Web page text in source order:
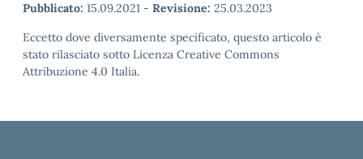
Pubblicato: 15.09.2021 - Revisione: 25.03.2023
Eccetto dove diversamente specificato, questo articolo è
stato rilasciato sotto Licenza Creative Commons
Attribuzione 4.0 Italia.